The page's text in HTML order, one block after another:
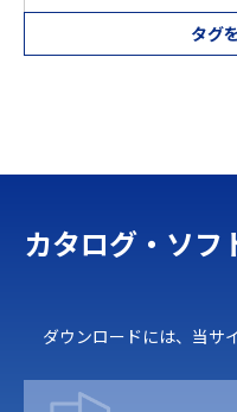
タグ
カタログ・ソフ
ダウンロードには、当サ